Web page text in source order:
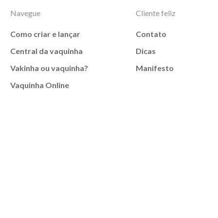
Navegue
Como criar e lançar
Central da vaquinha
Vakinha ou vaquinha?
Vaquinha Online
Cliente feliz
Contato
Dicas
Manifesto